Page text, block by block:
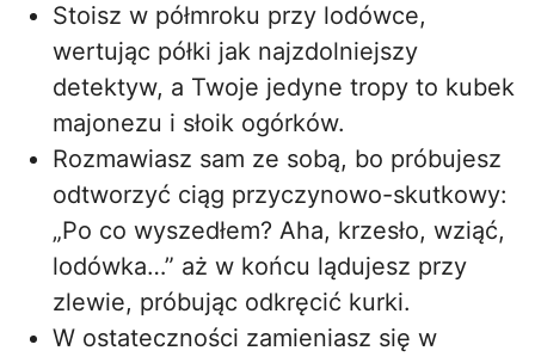
Stoisz w półmroku przy lodówce,
wertując półki jak najzdolniejszy
detektyw, a Twoje jedyne tropy to kubek
majonezu i słoik ogórków.
Rozmawiasz sam ze sobą, bo próbujesz
odtworzyć ciąg przyczynowo-skutkowy:
„Po co wyszedłem? Aha, krzesło, wziąć,
lodówka…” aż w końcu lądujesz przy
zlewie, próbując odkręcić kurki.
W ostateczności zamieniasz się w